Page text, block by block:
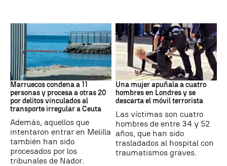
Marruecos
Marruecos condena a 11
personas y procesa a otras 20
por delitos vinculados al
transporte irregular a Ceuta
Además, aquellos que
intentaron entrar en Melilla
también han sido
procesados por los
tribunales de Nador.
Londres
Una mujer apuñala a cuatro
hombres en Londres y se
descarta el móvil terrorista
Las víctimas son cuatro
hombres de entre 34 y 52
años, que han sido
trasladados al hospital con
traumatismos graves.